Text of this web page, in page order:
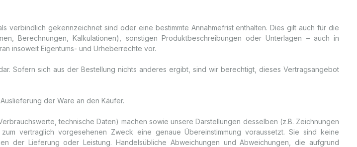
verbindlich gekennzeichnet sind oder eine bestimmte Annahmefrist enthalten. Dies gilt auch für die
Berechnungen, Kalkulationen), sonstigen Produktbeschreibungen oder Unterlagen – auch in
insoweit Eigentums- und Urheberrechte vor.
Sofern sich aus der Bestellung nichts anderes ergibt, sind wir berechtigt, dieses Vertragsangebot
der Ware an den Käufer.
technische Daten) machen sowie unsere Darstellungen desselben (z.B. Zeichnungen
vertraglich vorgesehenen Zweck eine genaue Übereinstimmung voraussetzt. Sie sind keine
der Lieferung oder Leistung. Handelsübliche Abweichungen und Abweichungen, die aufgrund